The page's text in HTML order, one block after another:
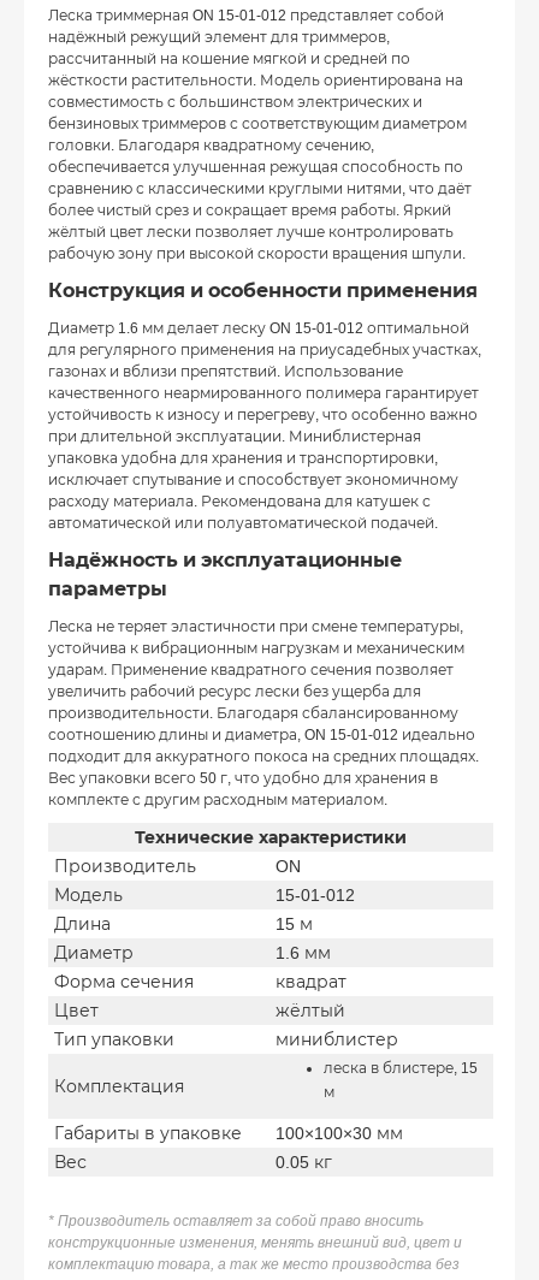
Леска триммерная ON 15-01-012 представляет собой
надёжный режущий элемент для триммеров,
рассчитанный на кошение мягкой и средней по
жёсткости растительности. Модель ориентирована на
совместимость с большинством электрических и
бензиновых триммеров с соответствующим диаметром
головки. Благодаря квадратному сечению,
обеспечивается улучшенная режущая способность по
сравнению с классическими круглыми нитями, что даёт
более чистый срез и сокращает время работы. Яркий
жёлтый цвет лески позволяет лучше контролировать
рабочую зону при высокой скорости вращения шпули.
Конструкция и особенности применения
Диаметр 1.6 мм делает леску ON 15-01-012 оптимальной
для регулярного применения на приусадебных участках,
газонах и вблизи препятствий. Использование
качественного неармированного полимера гарантирует
устойчивость к износу и перегреву, что особенно важно
при длительной эксплуатации. Миниблистерная
упаковка удобна для хранения и транспортировки,
исключает спутывание и способствует экономичному
расходу материала. Рекомендована для катушек с
автоматической или полуавтоматической подачей.
Надёжность и эксплуатационные
параметры
Леска не теряет эластичности при смене температуры,
устойчива к вибрационным нагрузкам и механическим
ударам. Применение квадратного сечения позволяет
увеличить рабочий ресурс лески без ущерба для
производительности. Благодаря сбалансированному
соотношению длины и диаметра, ON 15-01-012 идеально
подходит для аккуратного покоса на средних площадях.
Вес упаковки всего 50 г, что удобно для хранения в
комплекте с другим расходным материалом.
Технические характеристики
Производитель
ON
Модель
15-01-012
Длина
15 м
Диаметр
1.6 мм
Форма сечения
квадрат
Цвет
жёлтый
Тип упаковки
миниблистер
Комплектация
леска в блистере, 15
м
Габариты в упаковке
100×100×30 мм
Вес
0.05 кг
* Производитель оставляет за собой право вносить
конструкционные изменения, менять внешний вид, цвет и
комплектацию товара, а так же место производства без